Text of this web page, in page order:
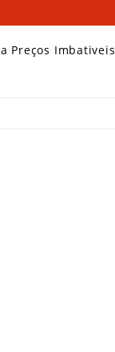
Preços Imbativeis